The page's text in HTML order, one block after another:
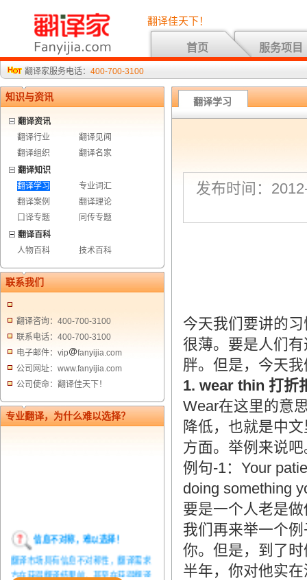
翻译佳天下！
首页 服务项目
翻译家服务电话： 400-700-3100
知识与资讯
翻译资讯
翻译行业
翻译见闻
翻译组织
翻译名家
翻译知识
翻译学习
专业词汇
翻译案例
翻译理论
口译专题
同传专题
翻译百科
人物百科
技术百科
联系我们
翻译咨询：400-700-3100
联系电话：400-700-3100
电子邮件：vip
fanyijia.com
公司网址：www.fanyijia.com
公司使命：翻译佳天下！
专业翻译，为什么难以选择？
信息不对称，难以选择！
翻译市场具有信息不对称性，翻译需求
方在获得翻译结果前，甚至在获得翻译
翻译学习
发布时间：
今天我们要讲的
很薄。要是人们
胖。但是，今天
1. wear thin 打折
Wear在这里的意
降低，也就是中
方面。举例来说吧
例句-1：Your
doing something
要是一个人老是
我们再来举一个
你。但是，到了
半年，你对他实